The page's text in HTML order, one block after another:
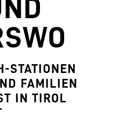
MIT
-
STATIONEN
FAMILIEN
IN TIROL